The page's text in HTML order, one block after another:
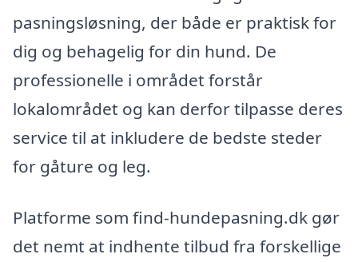
pasningsløsning, der både er praktisk for
dig og behagelig for din hund. De
professionelle i området forstår
lokalområdet og kan derfor tilpasse deres
service til at inkludere de bedste steder
for gåture og leg.
Platforme som find-hundepasning.dk gør
det nemt at indhente tilbud fra forskellige